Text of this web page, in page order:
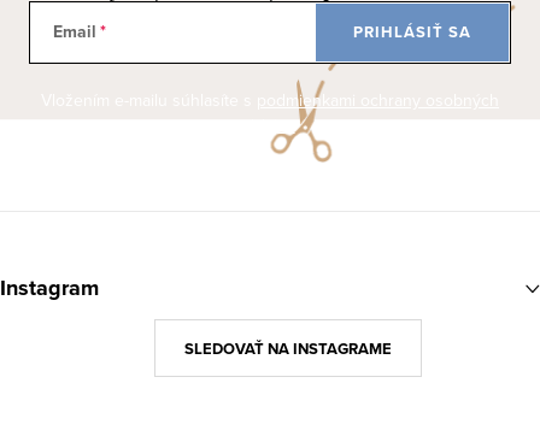
Email
podmienkami ochrany osobných
údajov
PRIHLÁSIŤ SA
áInstagram
SLEDOVAŤ NA INSTAGRAME